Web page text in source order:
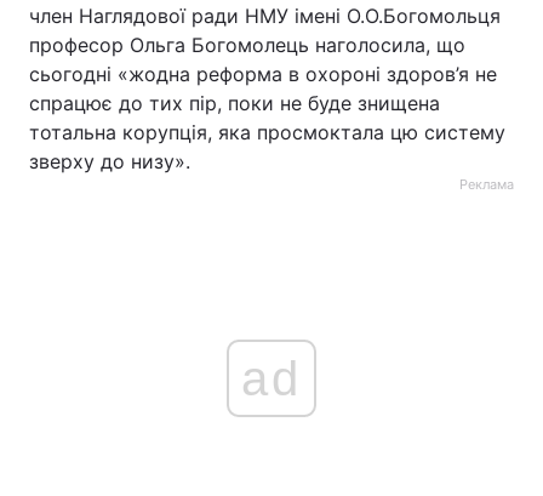
член Наглядової ради НМУ імені О.О.Богомольця
професор Ольга Богомолець наголосила, що
сьогодні «жодна реформа в охороні здоров’я не
спрацює до тих пір, поки не буде знищена
тотальна корупція, яка просмоктала цю систему
зверху до низу».
Реклама
ad